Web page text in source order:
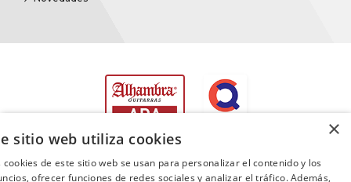
×
sitio web utiliza cookies
cookies de este sitio web se usan para personalizar el contenido y los
ofrecer funciones de redes sociales y analizar el tráfico. Además,